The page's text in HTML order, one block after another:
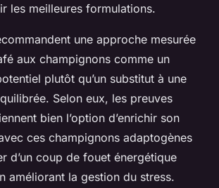
les meilleures formulations.
une approche mesurée
aux champignons comme un
plutôt qu’un substitut à une
Selon eux, les preuves
bien l’option d’enrichir son
ces champignons adaptogènes
d’un coup de fouet énergétique
améliorant la gestion du stress.